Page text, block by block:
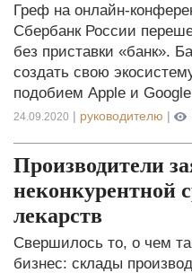
Греф на онлайн-
Сбербанк России
без приставки «банк».
создать свою
подобием Apple и
24.09.2020 | руководителю |
Производители
неконкурентной
лекарств
Свершилось то, о чем
бизнес: склады